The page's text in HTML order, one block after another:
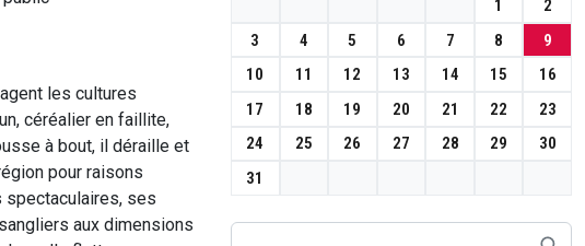
les cultures
céréalier en faillite,
à bout, il déraille et
pour raisons
spectaculaires, ses
aux dimensions
1
2
3
4 5 6 7 8
9
10
11 12 13 14 15
16
17
18 19 20 21 22
23
24
25 26 27 28 29
30
31